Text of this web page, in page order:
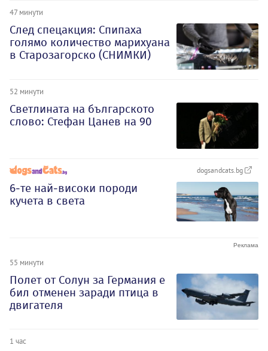
47 минути
След спецакция: Спипаха
голямо количество марихуана
в Старозагорско (СНИМКИ)
52 минути
Светлината на българското
слово: Стефан Цанев на 90
dogsandcats.bg
6-те най-високи породи
кучета в света
55 минути
Полет от Солун за Германия е
бил отменен заради птица в
двигателя
1 час